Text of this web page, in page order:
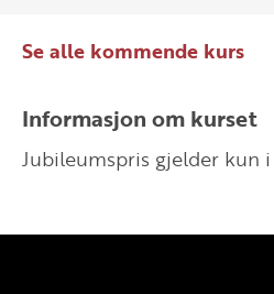
Se alle kommende kurs
Informasjon om kurset
Jubileumspris gjelder kun